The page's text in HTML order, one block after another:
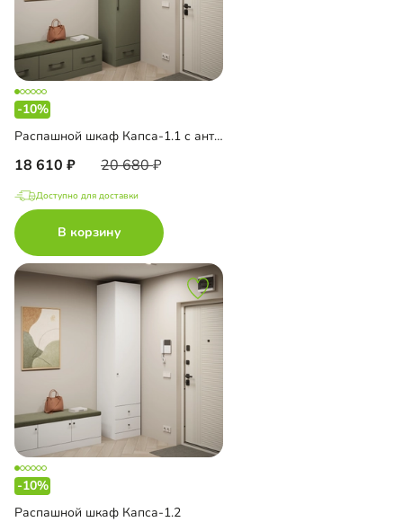
-10%
Распашной шкаф Капса-1.1 с антресолью
18 610 20 680
Доступно для доставки
В корзину
-10%
Распашной шкаф Капса-1.2